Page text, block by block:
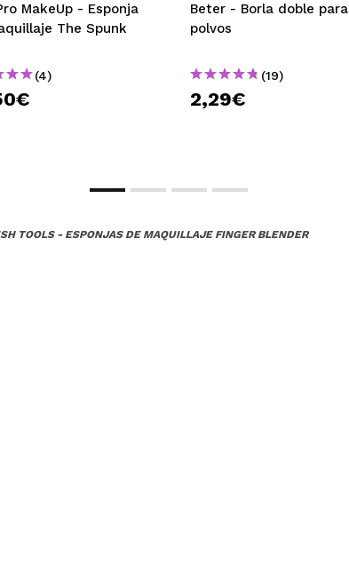
MakeUp - Esponja
The Spunk
(4)
Beter - Borla doble para
polvos
(19)
2,29€
TOOLS - ESPONJAS DE MAQUILLAJE FINGER BLENDER